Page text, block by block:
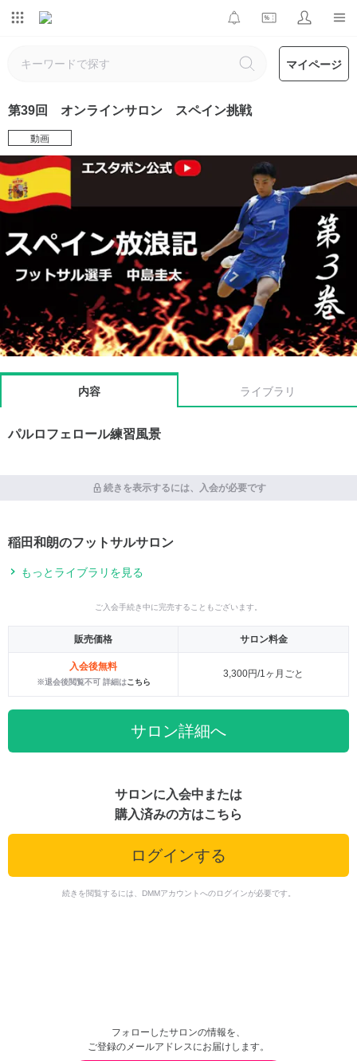
マイページ
第39回 オンラインサロン スペイン挑戦
動画
内容 ライブラリ
パルロフェロール練習風景
続きを表示するには、入会が必要です
稲田和朗のフットサルサロン
もっとライブラリを見る
ご入会手続き中に完売することもございます。
販売価格 サロン料金
入会後無料
※退会後閲覧不可 詳細はこちら
3,300円/1ヶ月ごと
サロン詳細へ
サロンに入会中または
購入済みの方はこちら
ログインする
続きを閲覧するには、DMMアカウントへのログインが必要です。
フォローしたサロンの情報を、
ご登録のメールアドレスにお届けします。